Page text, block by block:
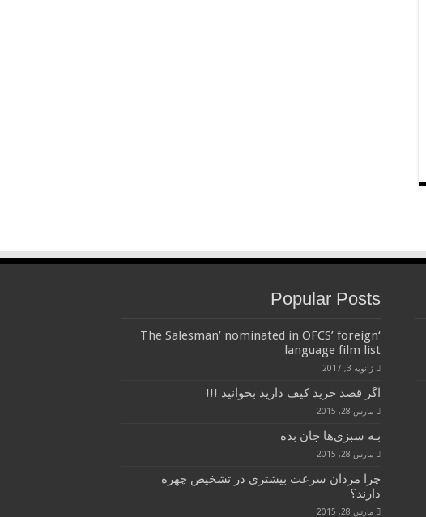
Popular Posts
‘The Salesman’ nominated in OFCS’ foreign
language film list
ژانویه 3, 2017
اگر قصد خرید کیف دارید بخوانید !!!
مارس 28, 2015
بـه سبزی‌ها جان بده
مارس 28, 2015
چرا مردان سرعت بیشتری در تشخیص چهره
دارند؟
مارس 28, 2015